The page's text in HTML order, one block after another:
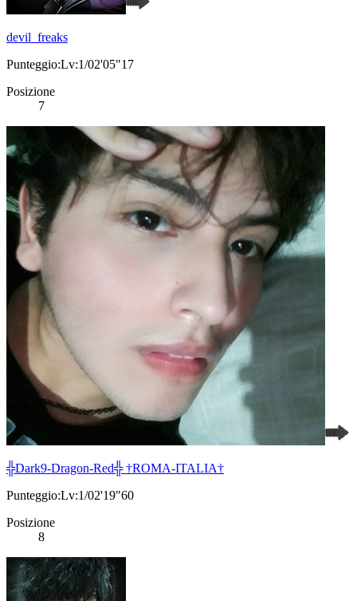
devil_freaks
Punteggio:Lv:1/02'05"17
Posizione
7
╬Dark9-Dragon-Red╬ †ROMA-ITALIA†
Punteggio:Lv:1/02'19"60
Posizione
8